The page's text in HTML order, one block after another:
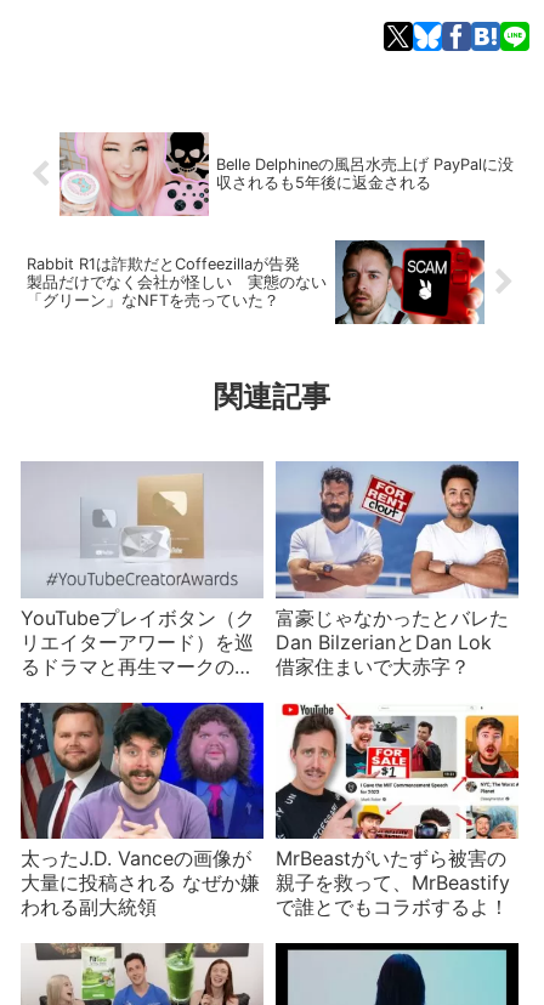
Belle Delphineの風呂水売上げ PayPalに没
収されるも5年後に返金される
Rabbit R1は詐欺だとCoffeezillaが告発
製品だけでなく会社が怪しい 実態のない
「グリーン」なNFTを売っていた？
関連記事
YouTubeプレイボタン（ク
リエイターアワード）を巡
るドラマと再生マークの歴
ても贈られないことがあ
る？
富豪じゃなかったとバレた
Dan BilzerianとDan Lok
借家住まいで大赤字？
太ったJ.D. Vanceの画像が
大量に投稿される なぜか嫌
われる副大統領
MrBeastがいたずら被害の
親子を救って、MrBeastify
で誰とでもコラボするよ！